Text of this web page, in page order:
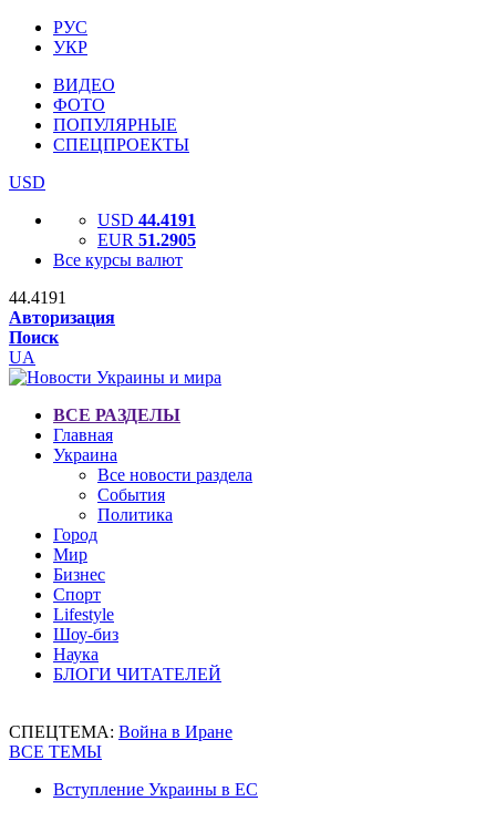
РУС
УКР
ВИДЕО
ФОТО
ПОПУЛЯРНЫЕ
СПЕЦПРОЕКТЫ
USD
USD 44.4191
EUR 51.2905
Все курсы валют
44.4191
Авторизация
Поиск
UA
ВСЕ РАЗДЕЛЫ
Главная
Украина
Все новости раздела
События
Политика
Город
Мир
Бизнес
Спорт
Lifestyle
Шоу-биз
Наука
БЛОГИ ЧИТАТЕЛЕЙ
СПЕЦТЕМА: Война в Иране
ВСЕ ТЕМЫ
Вступление Украины в ЕС